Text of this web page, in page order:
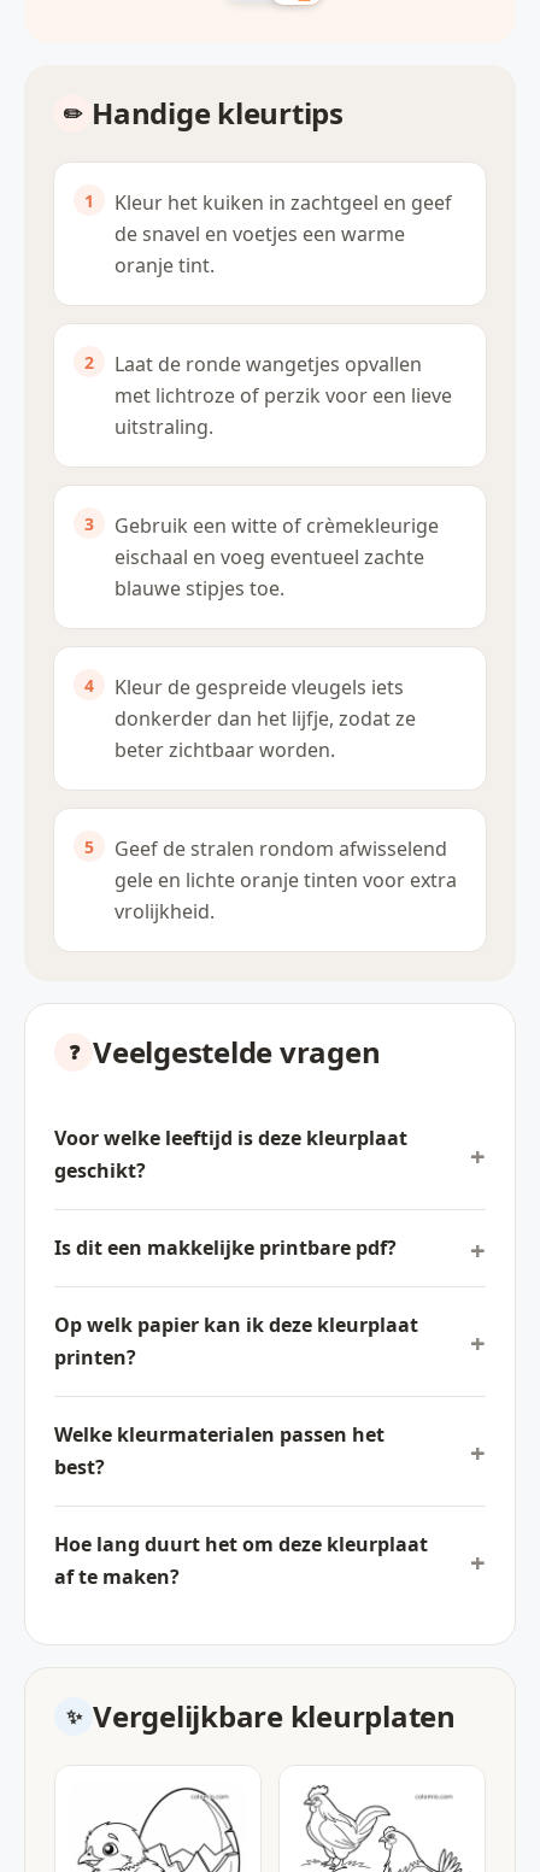
Handige kleurtips
Kleur het kuiken in zachtgeel en geef
de snavel en voetjes een warme
oranje tint.
Laat de ronde wangetjes opvallen
met lichtroze of perzik voor een lieve
uitstraling.
Gebruik een witte of crèmekleurige
eischaal en voeg eventueel zachte
blauwe stipjes toe.
Kleur de gespreide vleugels iets
donkerder dan het lijfje, zodat ze
beter zichtbaar worden.
Geef de stralen rondom afwisselend
gele en lichte oranje tinten voor extra
vrolijkheid.
Veelgestelde vragen
Voor welke leeftijd is deze kleurplaat
geschikt?
Is dit een makkelijke printbare pdf?
Op welk papier kan ik deze kleurplaat
printen?
Welke kleurmaterialen passen het
best?
Hoe lang duurt het om deze kleurplaat
af te maken?
Vergelijkbare kleurplaten